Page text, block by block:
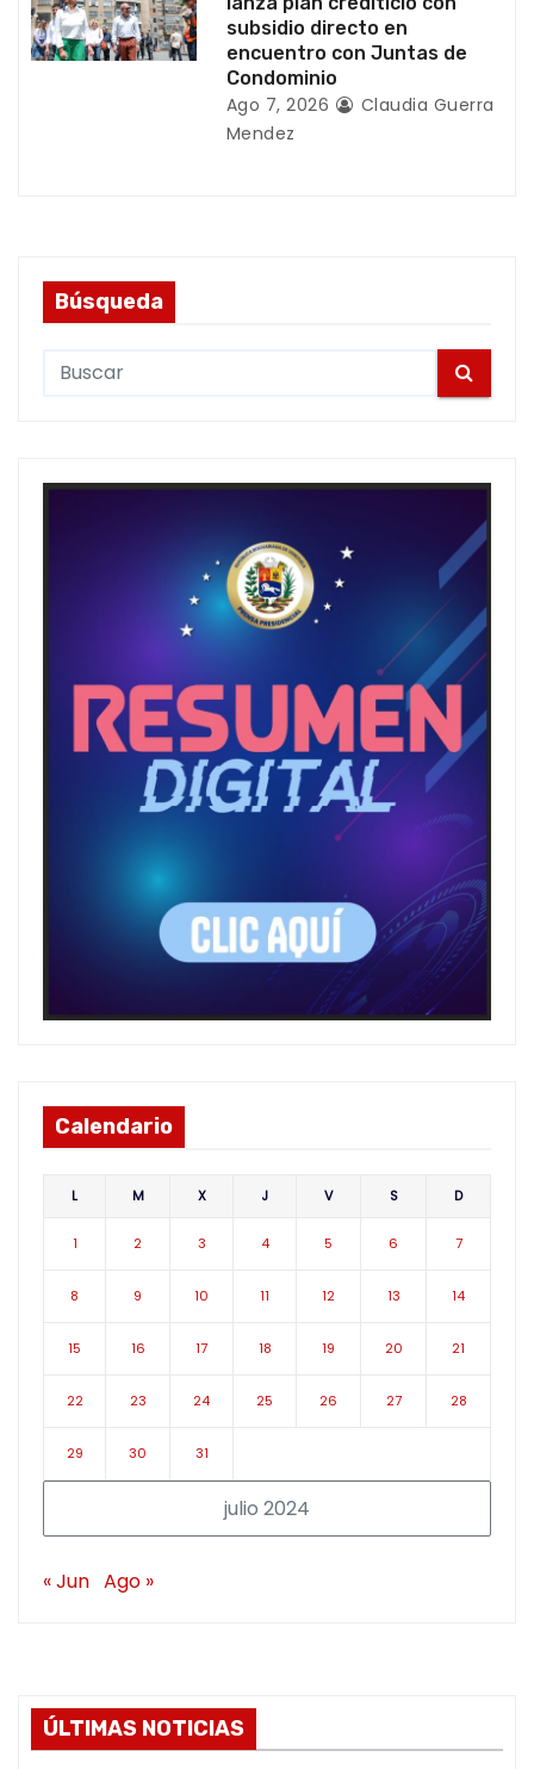
subsidio directo en
encuentro con Juntas de
Condominio
Ago 7, 2026
Claudia Guerra
Mendez
Búsqueda
c
Calendario
julio 2024
L M X J V S D
1 2 3 4 5 6 7
8 9 10 11 12 13 14
15 16 17 18 19 20 21
22 23 24 25 26 27 28
29 30 31
« Jun Ago »
ÚLTIMAS NOTICIAS